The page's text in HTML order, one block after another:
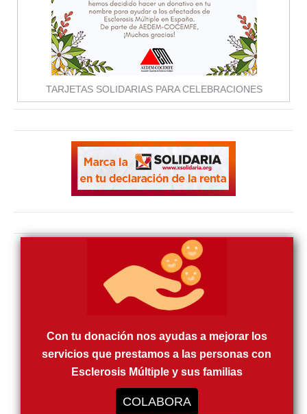
TARJETAS SOLIDARIAS PARA CELEBRACIONES
Con tu donación nos ayudas a mejorar los
servicios que prestamos a las personas con
Esclerosis Múltiple y sus familias
COLABORA